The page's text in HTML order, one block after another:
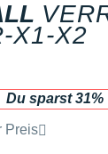
X1-X2
Du sparst 31%
der
Preis